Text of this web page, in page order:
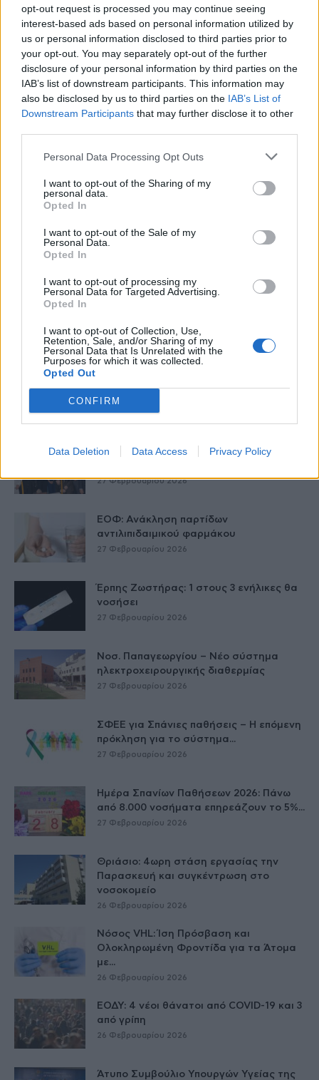
opt-out request is processed you may continue seeing
interest-based ads based on personal information utilized by
us or personal information disclosed to third parties prior to
your opt-out. You may separately opt-out of the further
disclosure of your personal information by third parties on the
IAB’s list of downstream participants. This information may
also be disclosed by us to third parties on the IAB’s List of
Downstream Participants that may further disclose it to other
Personal Data Processing Opt Outs
I want to opt-out of the Sharing of my
personal data.
Opted In
I want to opt-out of the Sale of my
Personal Data.
Opted In
I want to opt-out of processing my
Personal Data for Targeted Advertising.
Opted In
I want to opt-out of Collection, Use,
Retention, Sale, and/or Sharing of my
Personal Data that Is Unrelated with the
Purposes for which it was collected.
Opted Out
CONFIRM
Data Deletion Data Access Privacy Policy
HS Team
Δείτε Ακόμη
συνεργασία δημοσίου και ιδιωτικού
τομέα
27 Φεβρουαρίου 2026
στο Ίλιον – Τι ανακοινώθηκε από...
27 Φεβρουαρίου 2026
Δύο χρόνια λειτουργίας της Κλινικής
27 Φεβρουαρίου 2026
ΕΟΦ: Ανάκληση παρτίδων
αντιλιπιδαιμικού φαρμάκου
27 Φεβρουαρίου 2026
Έρπης Ζωστήρας: 1 στους 3 ενήλικες θα
νοσήσει
27 Φεβρουαρίου 2026
Νοσ. Παπαγεωργίου – Νέο σύστημα
ηλεκτροχειρουργικής διαθερμίας
27 Φεβρουαρίου 2026
ΣΦΕΕ για Σπάνιες παθήσεις – Η επόμενη
πρόκληση για το σύστημα...
27 Φεβρουαρίου 2026
Ημέρα Σπανίων Παθήσεων 2026: Πάνω
από 8.000 νοσήματα επηρεάζουν το 5%...
27 Φεβρουαρίου 2026
Θριάσιο: 4ωρη στάση εργασίας την
Παρασκευή και συγκέντρωση στο
νοσοκομείο
26 Φεβρουαρίου 2026
Νόσος VHL: Ίση Πρόσβαση και
Ολοκληρωμένη Φροντίδα για τα Άτομα
με...
26 Φεβρουαρίου 2026
ΕΟΔΥ: 4 νέοι θάνατοι από COVID-19 και 3
από γρίπη
26 Φεβρουαρίου 2026
Άτυπο Συμβούλιο Υπουργών Υγείας της